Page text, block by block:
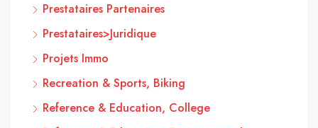
Prestataires Partenaires
Prestataires>Juridique
Projets Immo
Recreation & Sports, Biking
Reference & Education, College